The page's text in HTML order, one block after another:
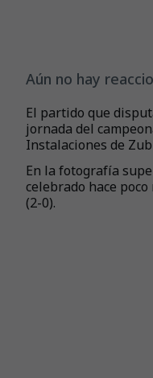
Aún no hay
El partido que
jornada del
Instalaciones de
En la fotografía
celebrado hace
(2-0).